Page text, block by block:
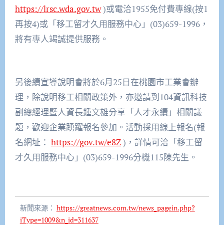
https://lrsc.wda.gov.tw)或電洽1955免付費專線(按1
再按4)或「移工留才久用服務中心」(03)659-1996，
將有專人竭誠提供服務。
另後續宣導說明會將於6月25日在桃園市工業會辦
理，除說明移工相關政策外，亦邀請到104資訊科技
副總經理暨人資長鍾文雄分享「人才永續」相關議
題，歡迎企業踴躍報名參加。活動採用線上報名(報
名網址： https://gov.tw/e8Z)，詳情可洽「移工留
才久用服務中心」(03)659-1996分機115陳先生。
新聞來源： https://greatnews.com.tw/news_pagein.php?
iType=1009&n_id=311637